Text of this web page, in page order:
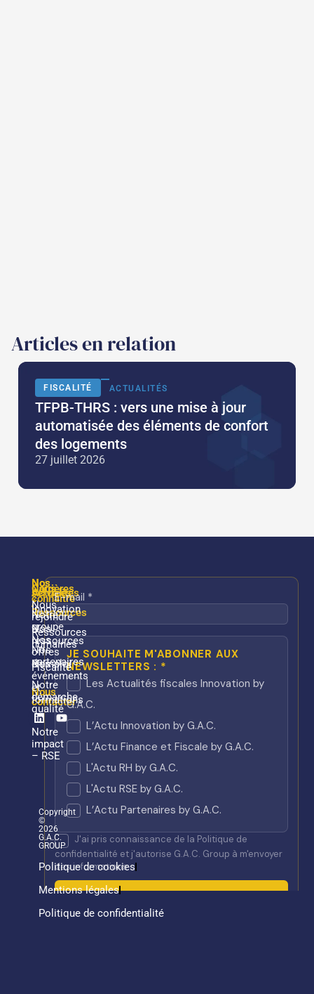
Articles en relation
FISCALITÉ ACTUALITÉS
TFPB-THRS : vers une mise à jour
automatisée des éléments de confort
des logements
27 juillet 2026
Nos
services
Innovation
Ressources
humaines
Fiscalité
Nos
Actualités
/
Ressources
Nos
ressources
Nos
événements
et
formations
Nous
connaître
Notre
groupe
Nos
partenaires
Notre
démarche
qualité
Notre
impact
– RSE
Carrières
Nous
rejoindre
Nos
offres
d’emploi
Nous
contacter
LinkedinYoutube
Copyright
©
2026
G.A.C.
GROUP
Politique de cookies
Mentions légales
Politique de confidentialité